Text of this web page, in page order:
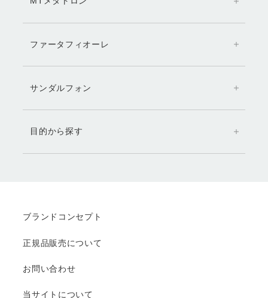
ファータフィオーレ
サンダルフォン
目的から探す
ブランドコンセプト
正規品販売について
お問い合わせ
当サイトについて